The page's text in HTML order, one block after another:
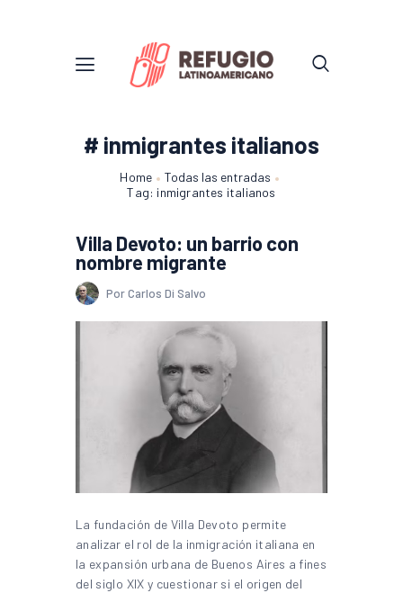
# inmigrantes italianos
Home
Todas las entradas
Tag: inmigrantes italianos
Villa Devoto: un barrio con
nombre migrante
Por Carlos Di Salvo
La fundación de Villa Devoto permite
analizar el rol de la inmigración italiana en
la expansión urbana de Buenos Aires a fines
del siglo XIX y cuestionar si el origen del